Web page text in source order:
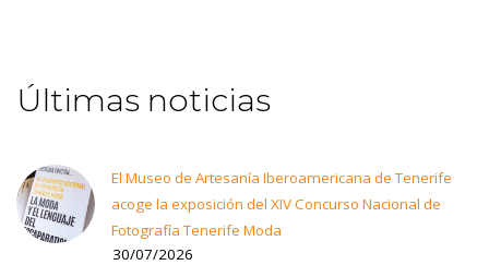
Últimas noticias
El Museo de Artesanía Iberoamericana de Tenerife
acoge la exposición del XIV Concurso Nacional de
Fotografía Tenerife Moda
30/07/2026